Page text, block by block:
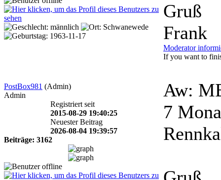
Gruß
Frank
Moderator
If you want to
PostBox981 (Admin)
Admin
Registriert seit
2015-08-29 19:40:25
Neuester Beitrag
2026-08-04 19:39:57
Beiträge: 3162
Aw:
7